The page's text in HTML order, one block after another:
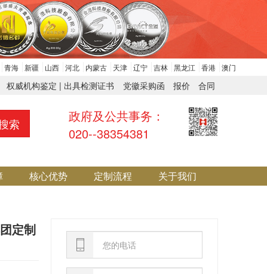
青海 新疆 山西 河北 内蒙古 天津 辽宁 吉林 黑龙江 香港 澳门
党徽采购函 报价 合同
权威机构鉴定 | 出具检测证书
索
政府及公共事务：
020--38354381
核心优势 定制流程 关于我们
定制